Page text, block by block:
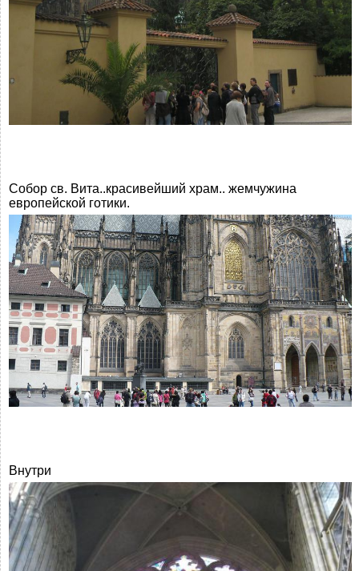
Собор св. Вита..красивейший храм.. жемчужина
европейской готики.
Внутри